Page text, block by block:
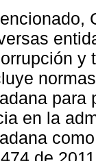
y
para
en la